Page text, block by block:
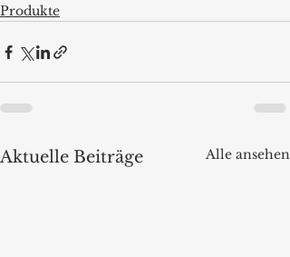
Produkte
Aktuelle Beiträge Alle ansehen